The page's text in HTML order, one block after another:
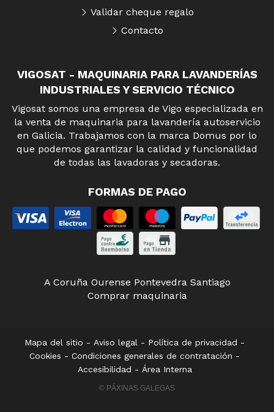
VIGOSAT - MAQUINARIA PARA LAVANDERÍAS
INDUSTRIALES Y SERVICIO TÉCNICO
Vigosat somos una empresa de Vigo especializada en
la venta de maquinaria para lavandería autoservicio
en Galicia. Trabajamos con la marca Domus por lo
que podemos garantizar la calidad y funcionalidad
de todas las lavadoras y secadoras.
FORMAS DE PAGO
Validar cheque regalo
Contacto
A Coruña Ourense Pontevedra Santiago
Comprar maquinaria
Mapa del sitio - Aviso legal - Política de privacidad -
Cookies - Condiciones generales de contratación -
Accesibilidad - Área Interna
© PÁXINAS GALEGAS